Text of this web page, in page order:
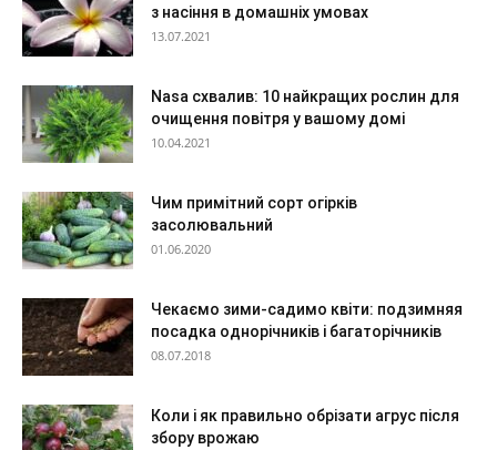
з насіння в домашніх умовах
13.07.2021
Nasa схвалив: 10 найкращих рослин для
очищення повітря у вашому домі
10.04.2021
Чим примітний сорт огірків
засолювальний
01.06.2020
Чекаємо зими-садимо квіти: подзимняя
посадка однорічників і багаторічників
08.07.2018
Коли і як правильно обрізати агрус після
збору врожаю